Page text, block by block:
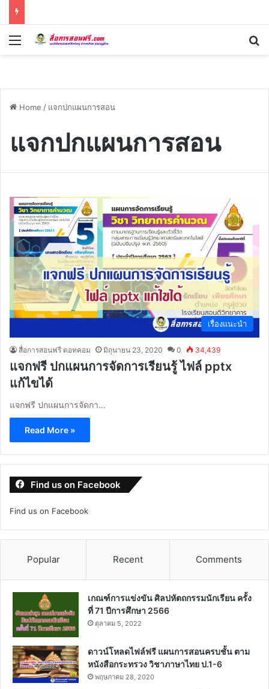
Menu
Home / แจกปกแผนการสอน
แจกปกแผนการสอน
เรื่องแนะนำ
สื่อการสอนฟรี ดอทคอม มิถุนายน 23, 2020 0 34,439
แจกฟรี ปกแผนการจัดการเรียนรู้ ไฟล์ pptx
แก้ไขได้
แจกฟรี ปกแผนการจัดกา…
Read More »
Find us on Facebook
Find us on Facebook
Popular Recent Comments
เกณฑ์การแข่งขัน ศิลปหัตถกรรมนักเรียน ครั้ง
ที่ 71 ปีการศึกษา 2566
ตุลาคม 5, 2022
ดาวน์โหลดไฟล์ฟรี แผนการสอนครบชั้น ตาม
หนังสือกระทรวง วิชาภาษาไทย ป.1-6
พฤษภาคม 28, 2020